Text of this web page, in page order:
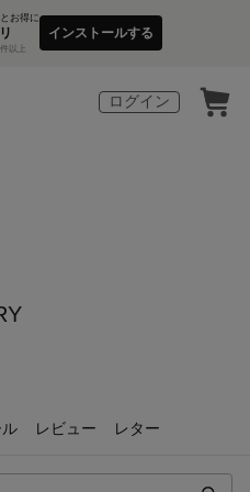
お得に
以上
インストールする
ログイン
レビュー レター